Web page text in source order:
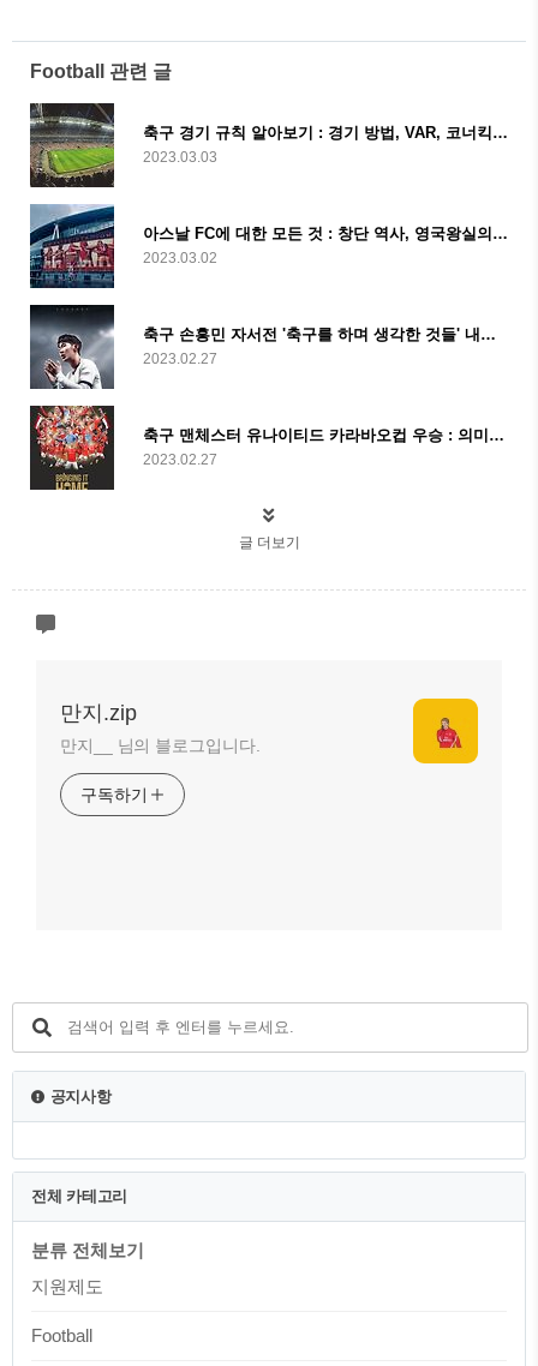
Football 관련 글
축구 경기 규칙 알아보기 : 경기 방법, VAR, 코너킥, 프리킥, 오프사이드
2023.03.03
아스날 FC에 대한 모든 것 : 창단 역사, 영국왕실의 팀, 기록, 라이벌
2023.03.02
축구 손흥민 자서전 '축구를 하며 생각한 것들' 내용, 리뷰
2023.02.27
축구 맨체스터 유나이티드 카라바오컵 우승 : 의미, 경기기록, 반응
2023.02.27
글 더보기
만지.zip
만지__ 님의 블로그입니다.
구독하기
공지사항
전체 카테고리
분류 전체보기
지원제도
Football